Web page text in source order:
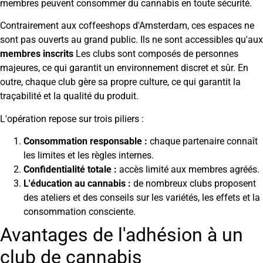
membres peuvent consommer du cannabis en toute sécurité.
Contrairement aux coffeeshops d'Amsterdam, ces espaces ne
sont pas ouverts au grand public. Ils ne sont accessibles qu'aux
membres inscrits Les clubs sont composés de personnes
majeures, ce qui garantit un environnement discret et sûr. En
outre, chaque club gère sa propre culture, ce qui garantit la
traçabilité et la qualité du produit.
L'opération repose sur trois piliers :
Consommation responsable : chaque partenaire connaît
les limites et les règles internes.
Confidentialité totale : accès limité aux membres agréés.
L'éducation au cannabis : de nombreux clubs proposent
des ateliers et des conseils sur les variétés, les effets et la
consommation consciente.
Avantages de l'adhésion à un
club de cannabis